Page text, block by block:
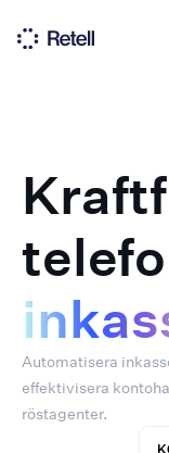
Automatisera
effektivisera
röstagenter.